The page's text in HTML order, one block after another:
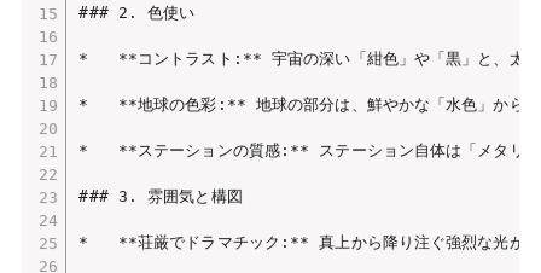
### 2. 色使い
*   **コントラスト:** 宇宙の深い「紺色」や「黒」と、太陽
*   **地球の色彩:** 地球の部分は、鮮やかな「水色」から深
*   **ステーションの質感:** ステーション自体は「メタリッ
### 3. 雰囲気と構図
*   **荘厳でドラマチック:** 真上から降り注ぐ強烈な光が「